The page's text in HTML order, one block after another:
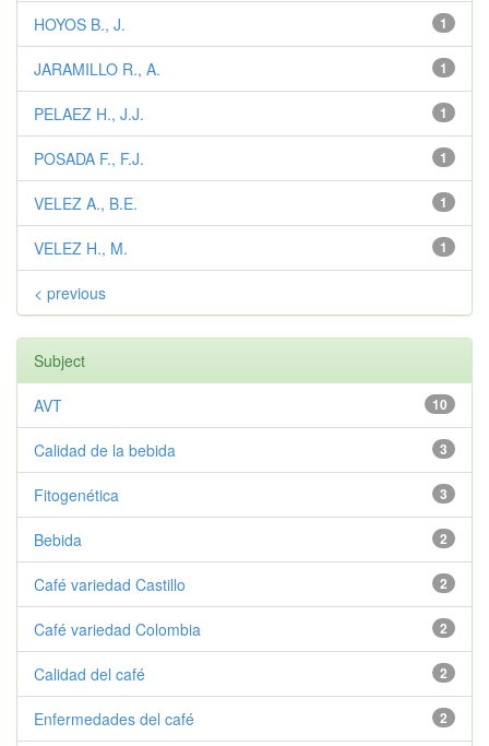
1
HOYOS B., J.
1
JARAMILLO R., A.
1
PELAEZ H., J.J.
1
POSADA F., F.J.
1
VELEZ A., B.E.
1
VELEZ H., M.
< previous
Subject
10
AVT
3
Calidad de la bebida
3
Fitogenética
2
Bebida
2
Café variedad Castillo
2
Café variedad Colombia
2
Calidad del café
2
Enfermedades del café